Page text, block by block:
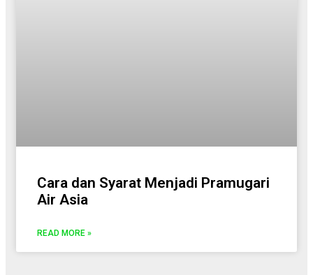
Cara dan Syarat Menjadi Pramugari
Air Asia
READ MORE »